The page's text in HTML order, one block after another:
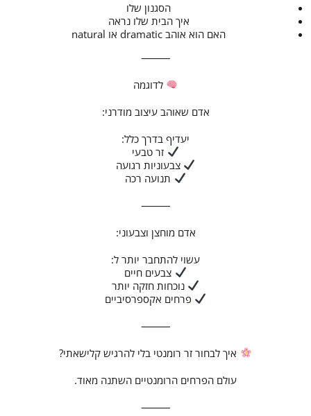
הסגנון שלו
איך הבית שלו נראה
האם הוא אוהב dramatic או natural
⸻
לדוגמה
אדם שאוהב עיצוב מודרני:
יעדיף בדרך כלל:
זר טבעי
צבעוניות רגועה
תנועה רכה
⸻
אדם מוחצן וצבעוני:
עשוי להתחבר יותר ל:
צבעים חיים
נוכחות חזקה יותר
פרחים אקספרסיביים
⸻
איך לבחור זר רומנטי בלי להרגיש קלישאתי?
עולם הפרחים הרומנטיים השתנה מאוד.
⸻